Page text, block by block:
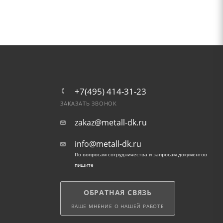
+7(495) 414-31-23
ЗАКАЗАТЬ ЗВОНОК
zakaz@metall-dk.ru
info@metall-dk.ru
По вопросам сотрудничества и запросам документов
пишите
ОБРАТНАЯ СВЯЗЬ
ВАШЕ МНЕНИЕ О НАШЕЙ РАБОТЕ